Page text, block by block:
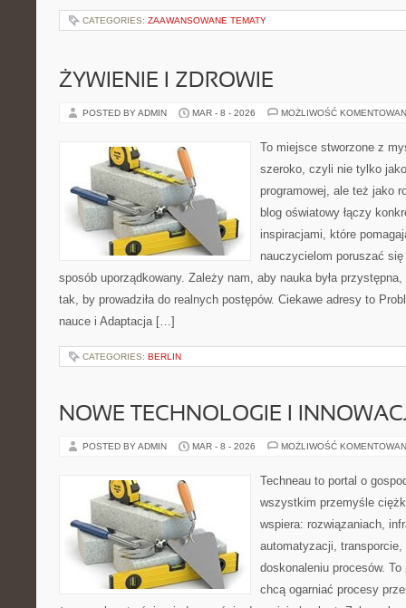
CATEGORIES: ZAAWANSOWANE TEMATY
ŻYWIENIE I ZDROWIE
POSTED BY ADMIN MAR - 8 - 2026 MOŻLIWOŚĆ
To miejsce stworzone z
szeroko, czyli nie tylko
programowej, ale też jako
blog oświatowy łączy
inspiracjami, które
nauczycielom poruszać
sposób uporządkowany. Zależy nam, aby nauka była
tak, by prowadziła do realnych postępów. Ciekawe adresy to
nauce i Adaptacja […]
CATEGORIES: BERLIN
NOWE TECHNOLOGIE I
POSTED BY ADMIN MAR - 8 - 2026 MOŻLIWOŚĆ
Techneau to portal o
wszystkim przemyśle
wspiera: rozwiązaniach,
automatyzacji,
doskonaleniu procesów.
chcą ogarniać procesy